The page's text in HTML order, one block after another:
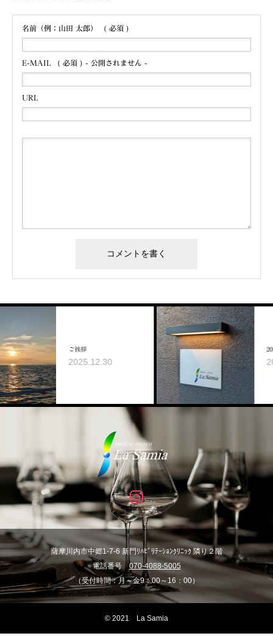
名前（例：山田 太郎） ( 必須 )
E-MAIL ( 必須 ) - 公開されません -
URL
ご挨拶
2025.12.30
2025年 9月の営業日
2025.08.22
薩摩川内市中郷1-7-6 新門ﾘﾊﾋﾞﾘﾃｰｼｮﾝｸﾘﾆｯｸ 隣り２階
電話番号070-4088-5005
（受付時間：月～金9：00～16：00）
© 2021 La Samia